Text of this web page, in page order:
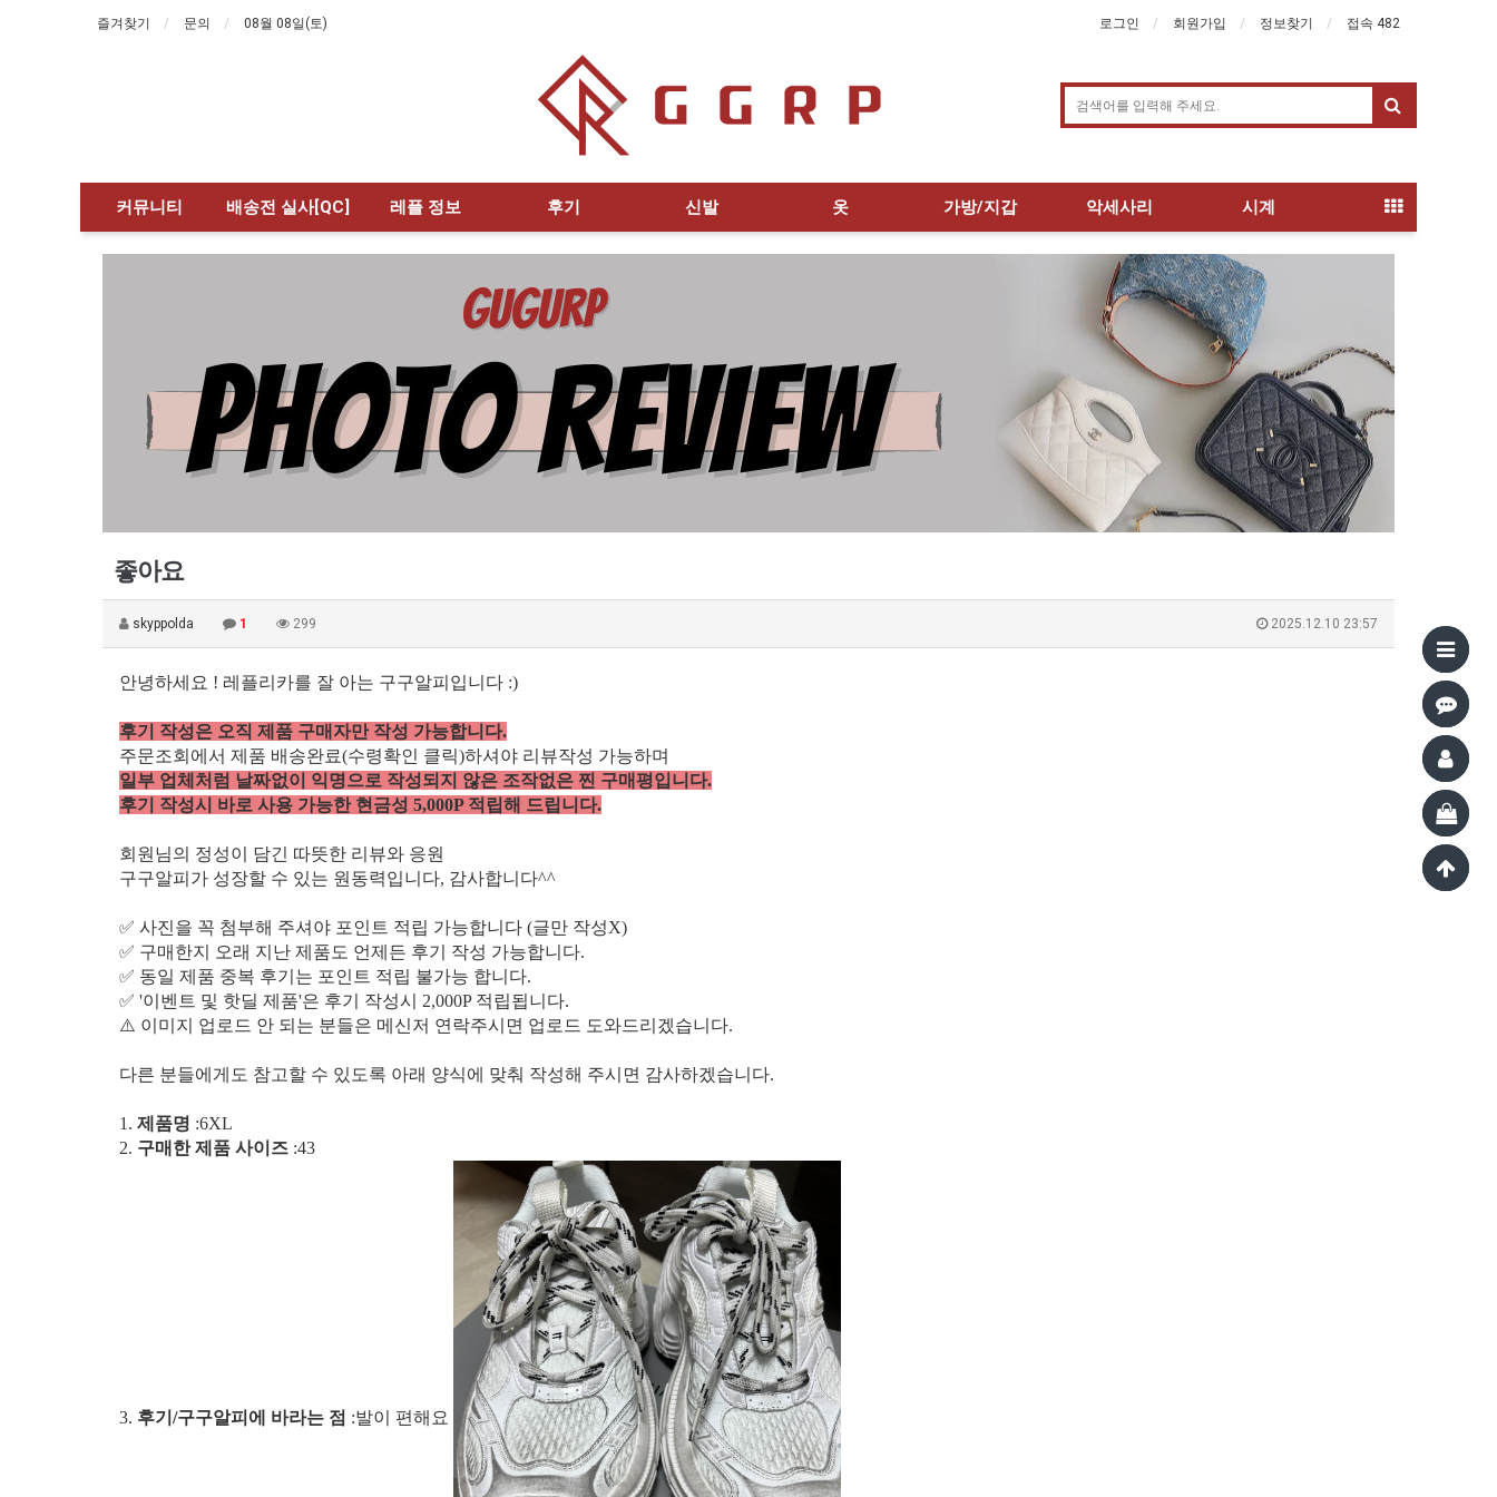
즐겨찾기 문의 08월 08일(토) 로그인 회원가입 정보찾기 접속 482
커뮤니티 배송전 실사[QC] 레플 정보 후기 신발 옷 가방/지갑 악세사리 시계
좋아요
skyppolda 1 299 2025.12.10 23:57
안녕하세요 ! 레플리카를 잘 아는 구구알피입니다 :)
후기 작성은 오직 제품 구매자만 작성 가능합니다.
주문조회에서 제품 배송완료(수령확인 클릭)하셔야 리뷰작성 가능하며
일부 업체처럼 날짜없이 익명으로 작성되지 않은 조작없은 찐 구매평입니다.
후기 작성시 바로 사용 가능한 현금성 5,000P 적립해 드립니다.
회원님의 정성이 담긴 따뜻한 리뷰와 응원
구구알피가 성장할 수 있는 원동력입니다, 감사합니다^^
✅ 사진을 꼭 첨부해 주셔야 포인트 적립 가능합니다 (글만 작성X)
✅ 구매한지 오래 지난 제품도 언제든 후기 작성 가능합니다.
✅ 동일 제품 중복 후기는 포인트 적립 불가능 합니다.
✅ '이벤트 및 핫딜 제품'은 후기 작성시 2,000P 적립됩니다.
⚠️ 이미지 업로드 안 되는 분들은 메신저 연락주시면 업로드 도와드리겠습니다.
다른 분들에게도 참고할 수 있도록 아래 양식에 맞춰 작성해 주시면 감사하겠습니다.
1. 제품명 :6XL
2. 구매한 제품 사이즈 :43
3. 후기/구구알피에 바라는 점 :발이 편해요